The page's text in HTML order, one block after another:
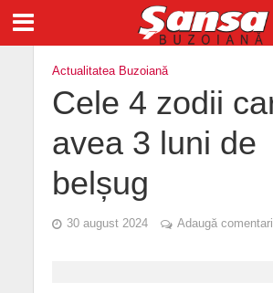
Actualitatea Buzoiană
Cele 4 zodii
avea 3 luni de
belșug
30 august 2024 Adaugă